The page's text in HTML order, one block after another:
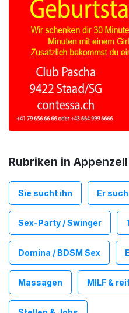
Rubriken in Appenzell
Sie sucht ihn Er
Sex-Party / Swinger
Domina / BDSM Sex
Massagen MILF &